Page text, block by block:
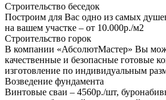
Строительство беседок
Построим для Вас одно из самых
на вашем участке – от 10.000р./м2
Строительство горок
В компании «АбсолютМастер» Вы
качественные и безопасные готовые
изготовление по индивидуальным
Возведение фундамента
Винтовые сваи – 4560р./шт,